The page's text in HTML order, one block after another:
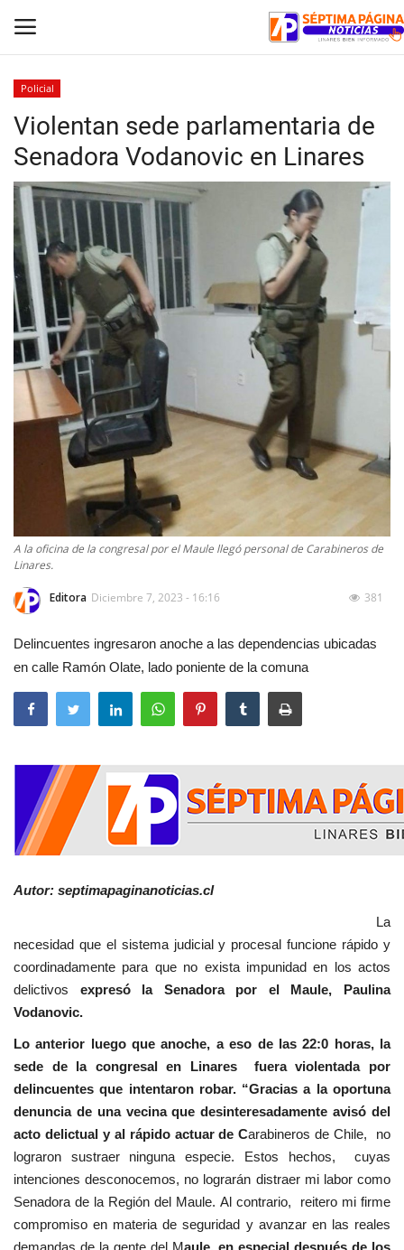
Inicio
Crónica
Policial
Tribunales
Deporte
Política
Espectáculos
Policial
Violentan sede parlamentaria de
Senadora Vodanovic en Linares
A la oficina de la congresal por el Maule llegó personal de Carabineros de
Linares.
Editora Diciembre 7, 2023 - 16:16 381
Delincuentes ingresaron anoche a las dependencias ubicadas
en calle Ramón Olate, lado poniente de la comuna
Autor: septimapaginanoticias.cl
La
necesidad que el sistema judicial y procesal funcione rápido y
coordinadamente para que no exista impunidad en los actos
delictivos expresó la Senadora por el Maule, Paulina
Vodanovic.
Lo anterior luego que anoche, a eso de las 22:0 horas, la
sede de la congresal en Linares fuera violentada por
delincuentes que intentaron robar. “Gracias a la oportuna
denuncia de una vecina que desinteresadamente avisó del
acto delictual y al rápido actuar de Carabineros de Chile, no
lograron sustraer ninguna especie. Estos hechos, cuyas
intenciones desconocemos, no lograrán distraer mi labor como
Senadora de la Región del Maule. Al contrario, reitero mi firme
compromiso en materia de seguridad y avanzar en las reales